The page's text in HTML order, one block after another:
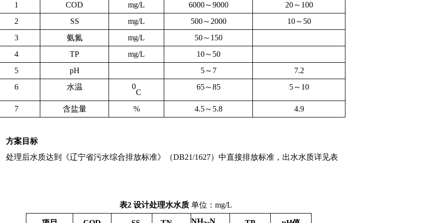
1 COD mg/L 6000～9000
20～100
2
SS mg/L 500～2000
10～50
3
氨氮 mg/L
50～150
4
TP mg/L
10～50
5
pH 5～7
7.2
6
水温 0
C
65～85 5～10
7 含盐量 % 4.5～5.8 4.9
方案目标
处理后水质达到《辽宁省污水综合排放标准》（DB21/1627）中直接排放标准，出水水质详见表
表2 设计处理水水质 单位： mg/L
NH -N